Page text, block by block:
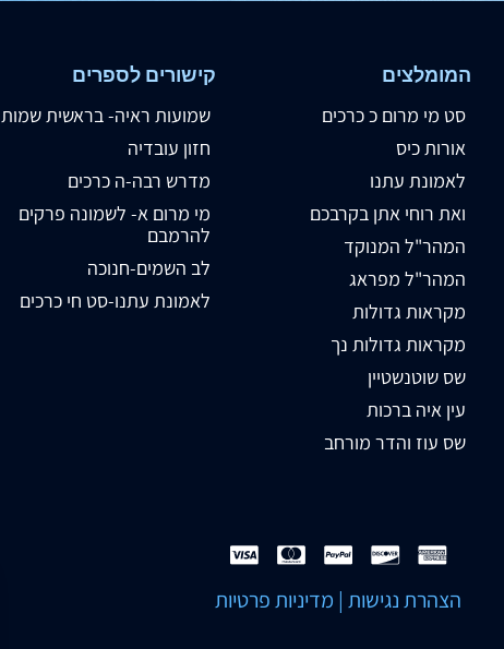
המומלצים
סט מי מרום כ כרכים
אורות כיס
לאמונת עתנו
ואת רוחי אתן בקרבכם
המהר"ל המנוקד
המהר"ל מפראג
מקראות גדולות
מקראות גדולות נך
שס שוטנשטיין
עין איה ברכות
שס עוז והדר מורחב
קישורים לספרים
שמועות ראיה- בראשית שמות
חזון עובדיה
מדרש רבה-ה כרכים
מי מרום א- לשמונה פרקים
להרמבם
לב השמים-חנוכה
לאמונת עתנו-סט חי כרכים
הצהרת נגישות | מדיניות פרטיות